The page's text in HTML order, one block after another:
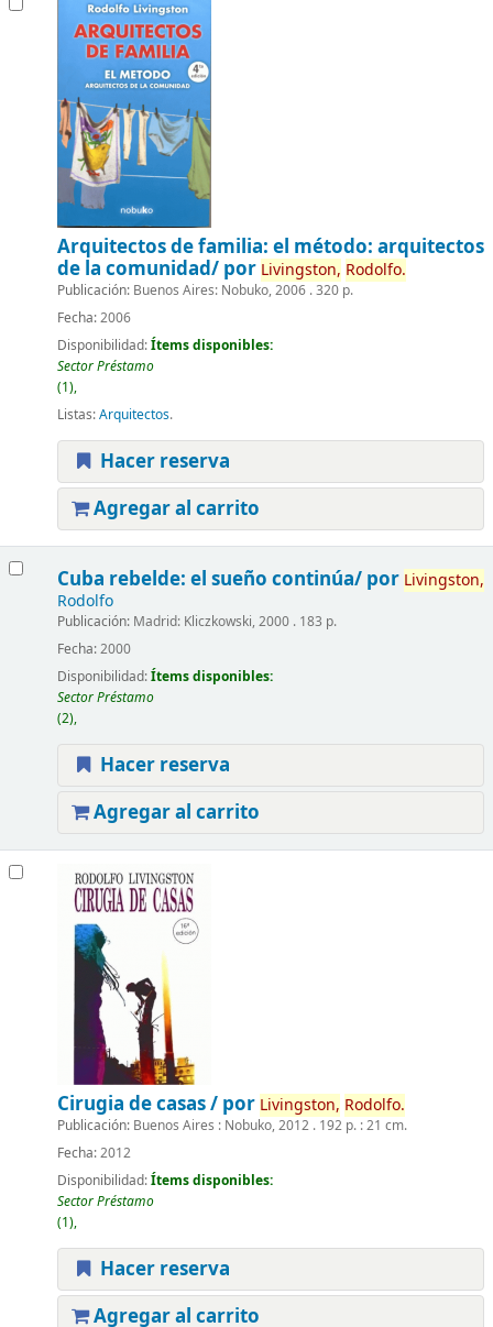
Arquitectos de familia: el método: arquitectos
de la comunidad/por Livingston, Rodolfo.
Publicación:Buenos Aires: Nobuko, 2006 . 320 p.
Fecha:2006
Disponibilidad:Ítems disponibles:
Sector Préstamo
(1),
Listas:Arquitectos.
Hacer reserva
Agregar al carrito
Cuba rebelde: el sueño continúa/por Livingston,
Rodolfo
Publicación:Madrid: Kliczkowski, 2000 . 183 p.
Fecha:2000
Disponibilidad:Ítems disponibles:
Sector Préstamo
(2),
Hacer reserva
Agregar al carrito
Cirugia de casas /por Livingston, Rodolfo.
Publicación:Buenos Aires : Nobuko, 2012 . 192 p. : 21 cm.
Fecha:2012
Disponibilidad:Ítems disponibles:
Sector Préstamo
(1),
Hacer reserva
Agregar al carrito